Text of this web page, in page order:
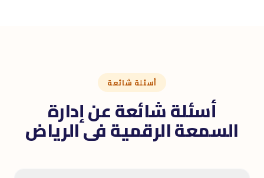
أسئلة شائعة
أسئلة شائعة عن إدارة
السمعة الرقمية فى الرياض